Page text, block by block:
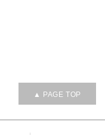
▲ PAGE TOP